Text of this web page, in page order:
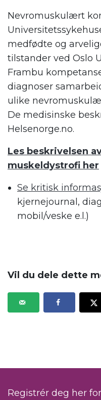
Nevromuskulært
medfødte og
tilstander ved Oslo
Frambu
diagnoser
ulike
De medisinske
Helsenorge.no.
Les beskrivelsen
muskeldystrofi her
Se kritisk
kjernejournal,
mobil/veske e.l.)
Vil du dele dette
Registrér deg her